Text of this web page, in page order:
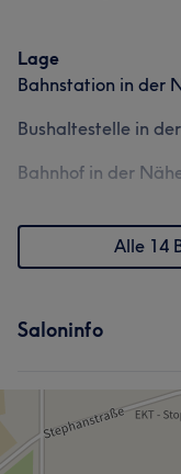
Lage
Bahnstation in der
Bushaltestelle in
Bahnhof in der
Alle 14
Saloninfo